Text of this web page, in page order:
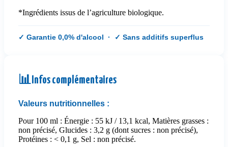
*Ingrédients issus de l’agriculture biologique.
✓ Garantie 0,0% d'alcool · ✓ Sans additifs superflus
📊 Infos complémentaires
Valeurs nutritionnelles :
Pour 100 ml : Énergie : 55 kJ / 13,1 kcal, Matières grasses :
non précisé, Glucides : 3,2 g (dont sucres : non précisé),
Protéines : < 0,1 g, Sel : non précisé.